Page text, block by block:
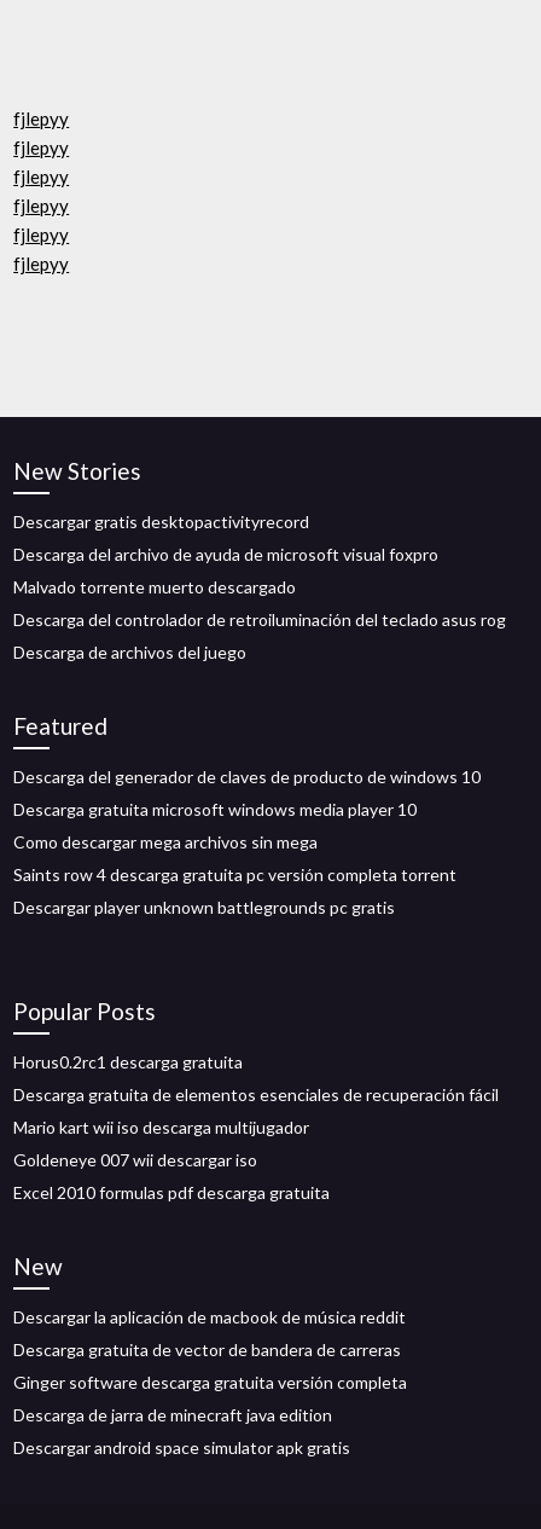
fjlepyy
fjlepyy
fjlepyy
fjlepyy
fjlepyy
fjlepyy
New Stories
Descargar gratis desktopactivityrecord
Descarga del archivo de ayuda de microsoft visual foxpro
Malvado torrente muerto descargado
Descarga del controlador de retroiluminación del teclado asus rog
Descarga de archivos del juego
Featured
Descarga del generador de claves de producto de windows 10
Descarga gratuita microsoft windows media player 10
Como descargar mega archivos sin mega
Saints row 4 descarga gratuita pc versión completa torrent
Descargar player unknown battlegrounds pc gratis
Popular Posts
Horus0.2rc1 descarga gratuita
Descarga gratuita de elementos esenciales de recuperación fácil
Mario kart wii iso descarga multijugador
Goldeneye 007 wii descargar iso
Excel 2010 formulas pdf descarga gratuita
New
Descargar la aplicación de macbook de música reddit
Descarga gratuita de vector de bandera de carreras
Ginger software descarga gratuita versión completa
Descarga de jarra de minecraft java edition
Descargar android space simulator apk gratis